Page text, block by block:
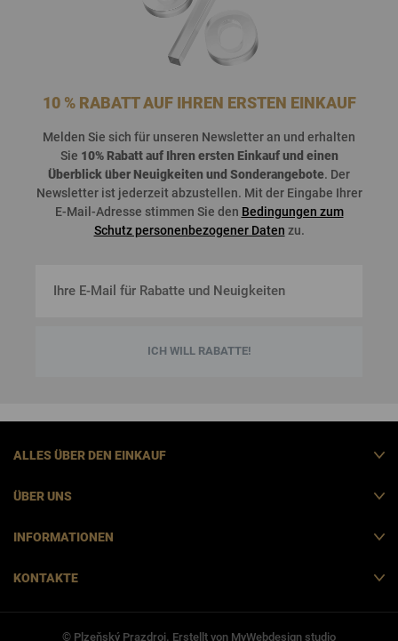
10 % RABATT AUF IHREN ERSTEN EINKAUF
Melden Sie sich für unseren Newsletter an und erhalten
Sie 10% Rabattauf Ihren ersten Einkaufund einen
Überblicküber Neuigkeiten und Sonderangebote. Der
Newsletter ist jederzeit abzustellen. Mit der Eingabe Ihrer
E-Mail-Adresse stimmen Sie den Bedingungen zum
Schutz personenbezogener Daten zu.
ICH WILL RABATTE!
ALLES ÜBER DEN EINKAUF
ÜBER UNS
INFORMATIONEN
KONTAKTE
© Plzeňský Prazdroj. Erstellt von MyWebdesign studio